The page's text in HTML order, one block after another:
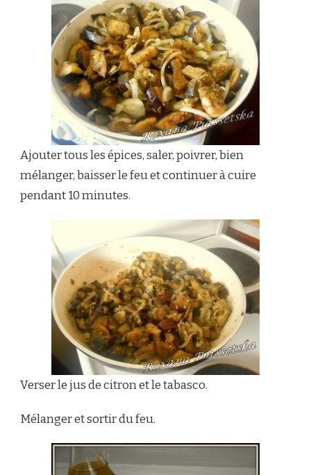
Ajouter tous les épices, saler, poivrer, bien
mélanger, baisser le feu et continuer à cuire
pendant 10 minutes.
Verser le jus de citron et le tabasco.
Mélanger et sortir du feu.